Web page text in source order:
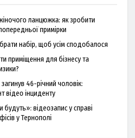
ланцюжка: як зробити
примірки
набір, щоб усім сподобалося
приміщення для бізнесу та
46-річний чоловік:
відео інциденту
відеозапис у справі
у Тернополі